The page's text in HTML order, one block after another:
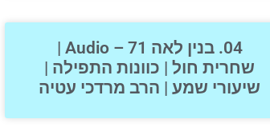
04. בנין לאה 71 – Audio |
שחרית חול | כוונות התפילה |
שיעורי שמע | הרב מרדכי עטיה